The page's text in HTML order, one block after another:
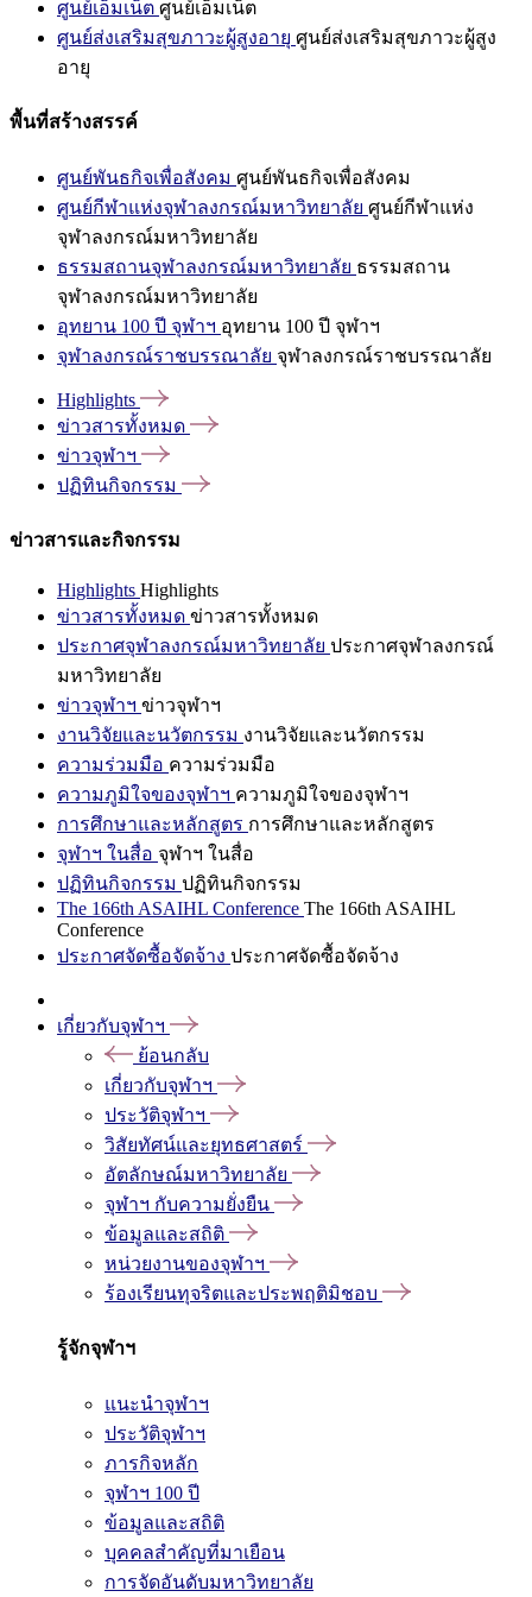
ศูนย์เอ็มเน็ต ศูนย์เอ็มเน็ต
ศูนย์ส่งเสริมสุขภาวะผู้สูงอายุ ศูนย์ส่งเสริมสุขภาวะผู้สูง
อายุ
พื้นที่สร้างสรรค์
ศูนย์พันธกิจเพื่อสังคม ศูนย์พันธกิจเพื่อสังคม
ศูนย์กีฬาแห่งจุฬาลงกรณ์มหาวิทยาลัย ศูนย์กีฬาแห่ง
จุฬาลงกรณ์มหาวิทยาลัย
ธรรมสถานจุฬาลงกรณ์มหาวิทยาลัย ธรรมสถาน
จุฬาลงกรณ์มหาวิทยาลัย
อุทยาน 100 ปี จุฬาฯ อุทยาน 100 ปี จุฬาฯ
จุฬาลงกรณ์ราชบรรณาลัย จุฬาลงกรณ์ราชบรรณาลัย
Highlights
ข่าวสารทั้งหมด
ข่าวจุฬาฯ
ปฏิทินกิจกรรม
ข่าวสารและกิจกรรม
Highlights Highlights
ข่าวสารทั้งหมด ข่าวสารทั้งหมด
ประกาศจุฬาลงกรณ์มหาวิทยาลัย ประกาศจุฬาลงกรณ์
มหาวิทยาลัย
ข่าวจุฬาฯ ข่าวจุฬาฯ
งานวิจัยและนวัตกรรม งานวิจัยและนวัตกรรม
ความร่วมมือ ความร่วมมือ
ความภูมิใจของจุฬาฯ ความภูมิใจของจุฬาฯ
การศึกษาและหลักสูตร การศึกษาและหลักสูตร
จุฬาฯ ในสื่อ จุฬาฯ ในสื่อ
ปฏิทินกิจกรรม ปฏิทินกิจกรรม
The 166th ASAIHL Conference The 166th ASAIHL
Conference
ประกาศจัดซื้อจัดจ้าง ประกาศจัดซื้อจัดจ้าง
เกี่ยวกับจุฬาฯ
ย้อนกลับ
เกี่ยวกับจุฬาฯ
ประวัติจุฬาฯ
วิสัยทัศน์และยุทธศาสตร์
อัตลักษณ์มหาวิทยาลัย
จุฬาฯ กับความยั่งยืน
ข้อมูลและสถิติ
หน่วยงานของจุฬาฯ
ร้องเรียนทุจริตและประพฤติมิชอบ
รู้จักจุฬาฯ
แนะนำจุฬาฯ
ประวัติจุฬาฯ
ภารกิจหลัก
จุฬาฯ 100 ปี
ข้อมูลและสถิติ
บุคคลสำคัญที่มาเยือน
การจัดอันดับมหาวิทยาลัย